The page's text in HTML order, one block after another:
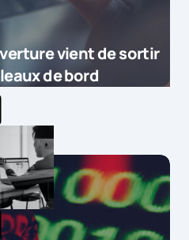
vient de sortir
de bord